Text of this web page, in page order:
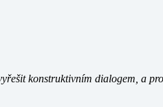
konstruktivním dialogem, a